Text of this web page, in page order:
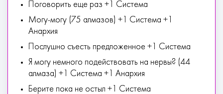
Поговорить еще раз +1 Система
Могу-могу (75 алмазов) +1 Система +1
Анархия
Послушно съесть предложенное +1 Система
Я могу немного подействовать на нервы? (44
алмаза) +1 Система +1 Анархия
Берите пока не остыл +1 Система